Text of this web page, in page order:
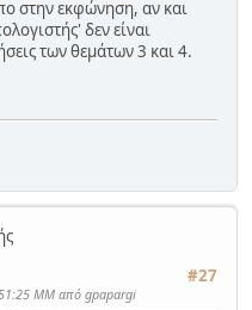
στην εκφώνηση, αν και
δεν είναι
των θεμάτων 3 και 4.
#27
ΜΜ από gpapargi